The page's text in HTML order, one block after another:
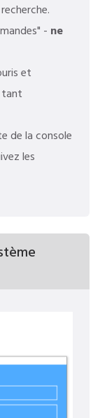
- ne
et
tant
de la console
les